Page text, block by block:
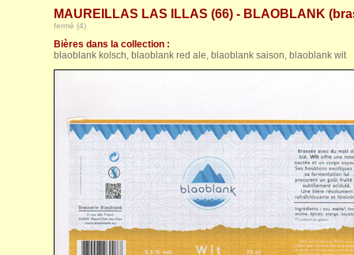
MAUREILLAS LAS ILLAS (66) - BLAOBLANK
fermé (4)
Bières dans la collection :
blaoblank kolsch, blaoblank red ale, blaoblank saison, blaoblank wit